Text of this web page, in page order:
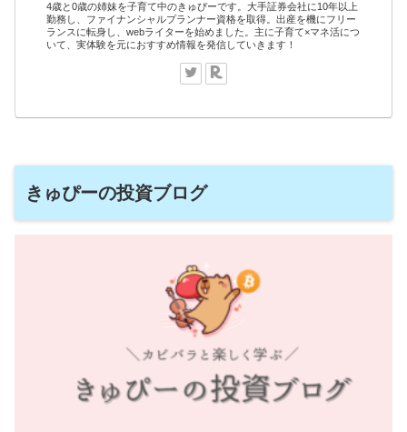
4歳と0歳の姉妹を子育て中のきゅぴーです。大手証券会社に10年以上
勤務し、ファイナンシャルプランナー資格を取得。出産を機にフリー
ランスに転身し、webライターを始めました。主に子育て×マネ活につ
いて、実体験を元におすすめ情報を発信していきます！
きゅぴーの投資ブログ